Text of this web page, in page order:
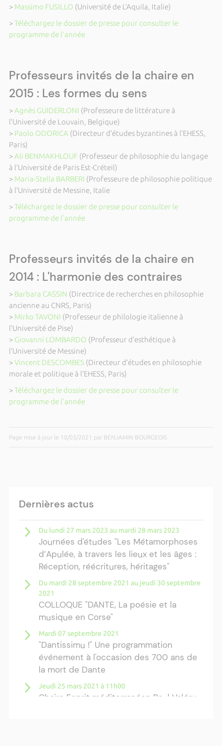
> Massimo FUSILLO (Université de L’Aquila, Italie)
>Téléchargez le dossier de presse pour consulter le
programme de l'année
Professeurs invités de la chaire en
2015 : Les formes du sens
>Agnès GUIDERLONI (Professeure de littérature à
l’Université de Louvain, Belgique)
> Paolo ODORICA (Directeur d’études byzantines à l’EHESS,
Paris)
>Ali BENMAKHLOUF (Professeur de philosophie du langage
à l’Université de Paris Est-Créteil)
> Maria-Stella BARBERI (Professeure de philosophie politique
à l’Université de Messine, Italie
>Téléchargez le dossier de presse pour consulter le
programme de l'année
Professeurs invités de la chaire en
2014 : L'harmonie des contraires
> Barbara CASSIN (Directrice de recherches en philosophie
ancienne au CNRS, Paris)
> Mirko TAVONI (Professeur de philologie italienne à
l’Université de Pise)
> Giovanni LOMBARDO (Professeur d’esthétique à
l’Université de Messine)
>Vincent DESCOMBES (Directeur d’études en philosophie
morale et politique à l’EHESS, Paris)
>Téléchargez le dossier de presse pour consulter le
programme de l'année
Page mise à jour le 10/03/2021 par BENJAMIN BOURGEOIS
Dernières actus
Du lundi 27 mars 2023 au mardi 28 mars 2023
Journées d'études "Les Métamorphoses
d’Apulée, à travers les lieux et les âges :
Réception, réécritures, héritages"
Du mardi 28 septembre 2021 au jeudi 30 septembre
2021
COLLOQUE "DANTE, La poésie et la
musique en Corse"
Mardi 07 septembre 2021
"Dantissimu !" Une programmation
événement à l'occasion des 700 ans de
la mort de Dante
Jeudi 25 mars 2021 à 11h00
Chaire Esprit méditerranéen Paul Valéry,